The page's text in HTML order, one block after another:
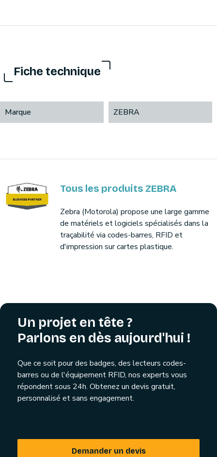
Fiche technique
Marque ZEBRA
Tous les produits ZEBRA
Zebra (Motorola) propose une large gamme
de matériels et logiciels spécialisés dans la
traçabilité via codes-barres, RFID et
d'impression sur cartes plastique.
Un projet en tête ?
Parlons en dès aujourd'hui !
Que ce soit pour des badges, des lecteurs codes-
barres ou de l'équipement RFID, nos experts vous
répondent sous 24h. Obtenez un devis gratuit,
personnalisé et sans engagement.
Demander un devis